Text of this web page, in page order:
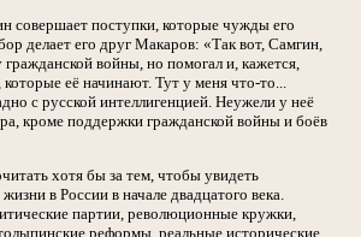
совершает поступки, которые чужды его
делает его друг Макаров: «Так вот, Самгин,
войны, но помогал и, кажется,
её начинают. Тут у меня что-то...
с русской интеллигенцией. Неужели у неё
кроме поддержки гражданской войны и боёв
хотя бы за тем, чтобы увидеть
в России в начале двадцатого века.
партии, революционные кружки,
реформы, реальные исторические